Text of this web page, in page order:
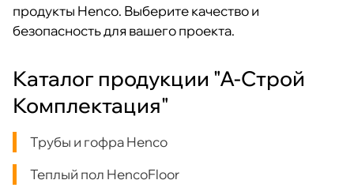
продукты Henco. Выберите качество и
безопасность для вашего проекта.
Каталог продукции "А-Строй
Комплектация"
Трубы и гофра Henco
Теплый пол HencoFloor